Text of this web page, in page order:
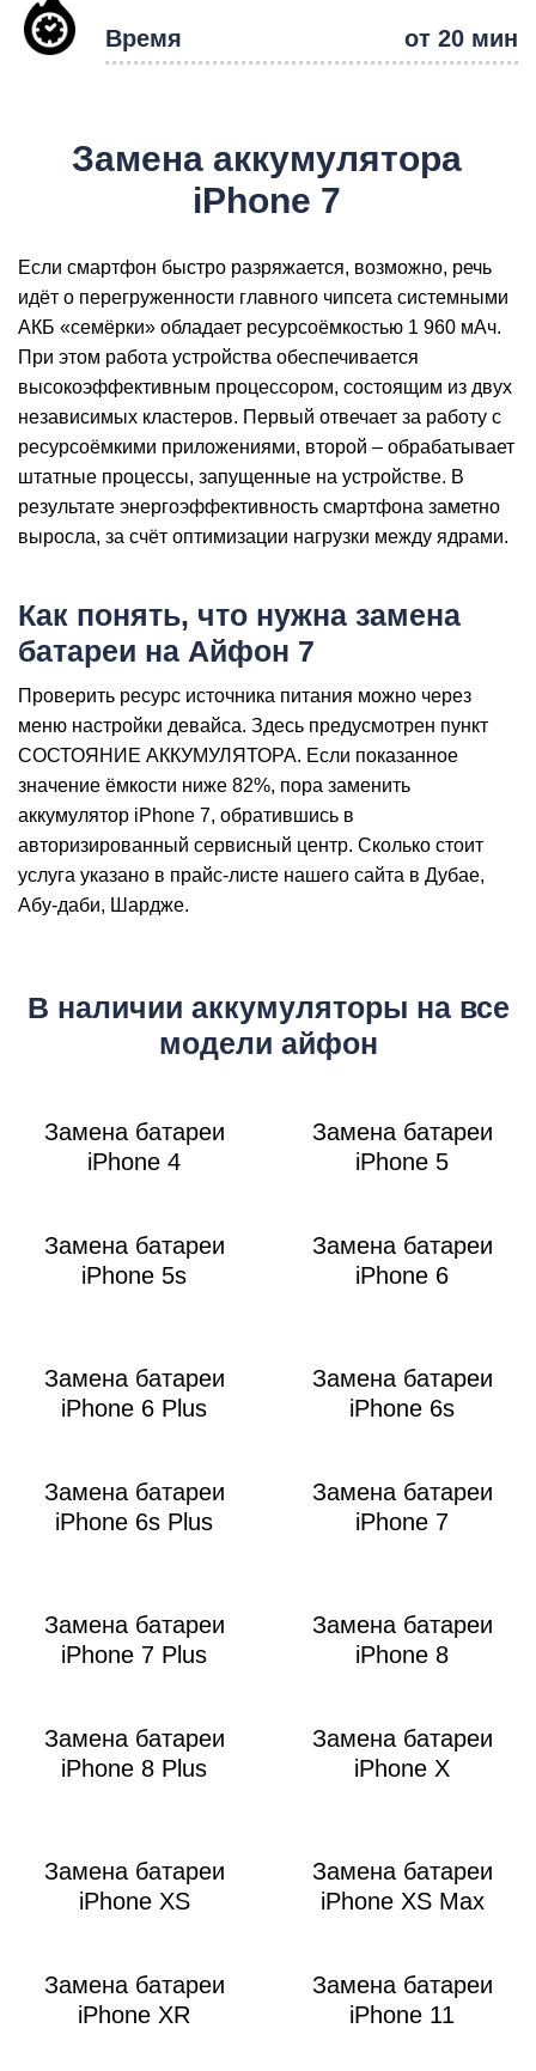
Время от 20 мин
Замена аккумулятора
iPhone 7
Если смартфон быстро разряжается, возможно, речь
идёт о перегруженности главного чипсета системными
АКБ «семёрки» обладает ресурсоёмкостью 1 960 мАч.
При этом работа устройства обеспечивается
высокоэффективным процессором, состоящим из двух
независимых кластеров. Первый отвечает за работу с
ресурсоёмкими приложениями, второй – обрабатывает
штатные процессы, запущенные на устройстве. В
результате энергоэффективность смартфона заметно
выросла, за счёт оптимизации нагрузки между ядрами.
Как понять, что нужна замена
батареи на Айфон 7
Проверить ресурс источника питания можно через
меню настройки девайса. Здесь предусмотрен пункт
СОСТОЯНИЕ АККУМУЛЯТОРА. Если показанное
значение ёмкости ниже 82%, пора заменить
аккумулятор iPhone 7, обратившись в
авторизированный сервисный центр. Сколько стоит
услуга указано в прайс-листе нашего сайта в Дубае,
Абу-даби, Шардже.
В наличии аккумуляторы на все
модели айфон
Замена батареи
iPhone 4
Замена батареи
iPhone 5
Замена батареи
iPhone 5s
Замена батареи
iPhone 6
Замена батареи
iPhone 6 Plus
Замена батареи
iPhone 6s
Замена батареи
iPhone 6s Plus
Замена батареи
iPhone 7
Замена батареи
iPhone 7 Plus
Замена батареи
iPhone 8
Замена батареи
iPhone 8 Plus
Замена батареи
iPhone X
Замена батареи
iPhone XS
Замена батареи
iPhone XS Max
Замена батареи
iPhone XR
Замена батареи
iPhone 11